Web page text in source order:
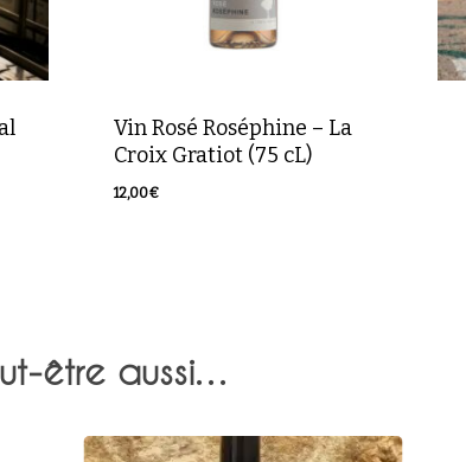
Vin Rosé Roséphine – La
Croix Gratiot (75 cL)
12,00€
être aussi…